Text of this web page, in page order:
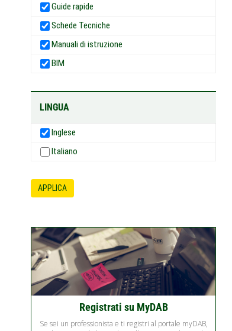
Guide rapide
Schede Tecniche
Manuali di istruzione
BIM
LINGUA
Inglese
Italiano
APPLICA
Registrati su MyDAB
Se sei un professionista e ti registri al portale myDAB,